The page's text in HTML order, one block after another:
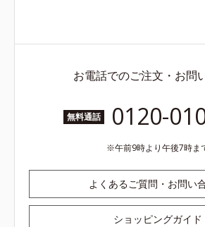
お電話でのご注文・お問
無料通話 0120-
午前9時より午後7時ま
よくあるご質問・お問い
ショッピングガイド